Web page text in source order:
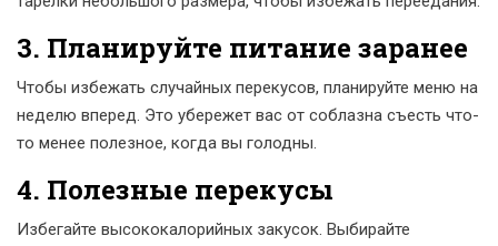
3. Планируйте питание заранее
Чтобы избежать случайных перекусов, планируйте меню на
неделю вперед. Это убережет вас от соблазна съесть что-
то менее полезное, когда вы голодны.
4. Полезные перекусы
Избегайте высококалорийных закусок. Выбирайте